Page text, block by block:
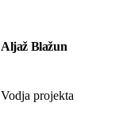
Aljaž Blažun
Vodja projekta